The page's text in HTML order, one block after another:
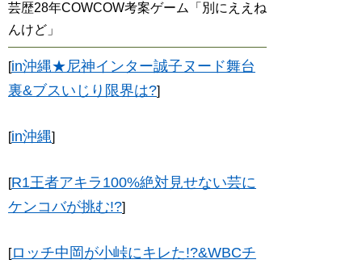
芸歴28年COWCOW考案ゲーム「別にええね
んけど」
[in沖縄★尼神インター誠子ヌード舞台
裏&ブスいじり限界は?]
[in沖縄]
[R1王者アキラ100%絶対見せない芸に
ケンコバが挑む!?]
[ロッチ中岡が小峠にキレた!?&WBCチ